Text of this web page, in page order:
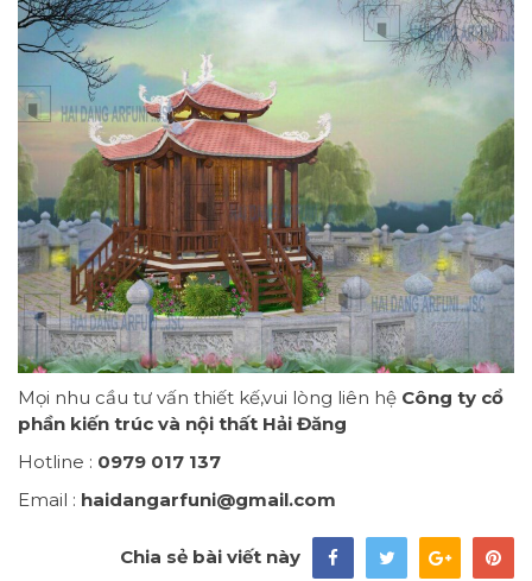
Mọi nhu cầu tư vấn thiết kế,vui lòng liên hệ Công ty cổ
phần kiến trúc và nội thất Hải Đăng
Hotline : 0979 017 137
Email : haidangarfuni@gmail.com
Chia sẻ bài viết này